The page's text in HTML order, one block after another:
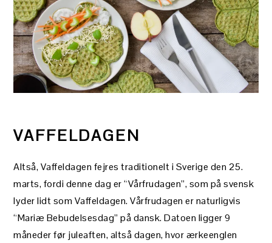
VAFFELDAGEN
Altså, Vaffeldagen fejres traditionelt i Sverige den 25.
marts, fordi denne dag er “Vårfrudagen”, som på svensk
lyder lidt som Vaffeldagen. Vårfrudagen er naturligvis
“Mariæ Bebudelsesdag” på dansk. Datoen ligger 9
måneder før juleaften, altså dagen, hvor ærkeenglen